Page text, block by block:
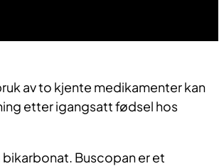
av to kjente medikamenter kan
etter igangsatt fødsel hos
Buscopan er et